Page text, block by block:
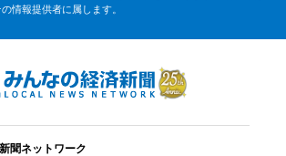
情報提供者に属します。
聞ネットワーク